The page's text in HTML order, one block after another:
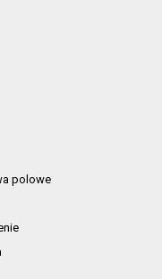
polowe